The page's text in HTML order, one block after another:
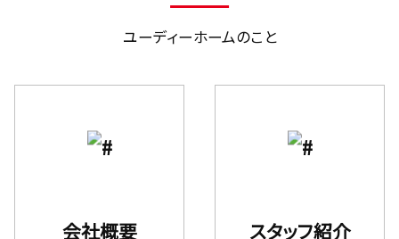
ユーディーホームのこと
会社概要 スタッフ紹介